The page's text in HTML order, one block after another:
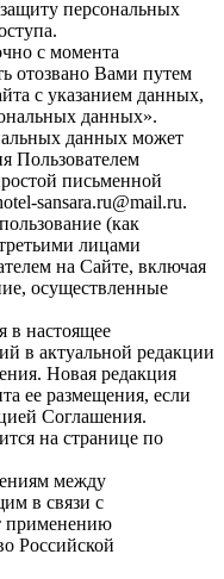
персональных
с момента
отозвано Вами путем
с указанием данных,
данных».
данных может
Пользователем
письменной
sansara.ru@mail.ru.
(как
лицами
на Сайте, включая
осуществленные
в настоящее
в актуальной редакции
Новая редакция
ее размещения, если
Соглашения.
на странице по
между
в связи с
применению
Российской